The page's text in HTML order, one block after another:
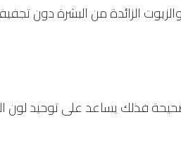
الزائدة من البشرة دون
فذلك يساعد على توحيد لون